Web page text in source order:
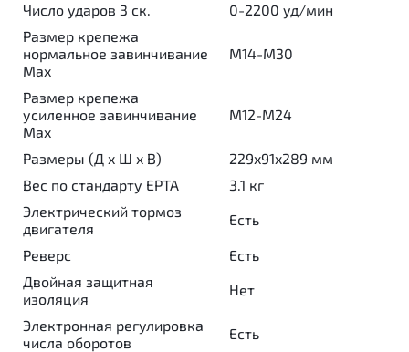
Число ударов 3 ск.
0-2200 уд/мин
Размер крепежа
нормальное завинчивание
Max
M14-M30
Размер крепежа
усиленное завинчивание
Max
M12-M24
Размеры (Д x Ш x В)
229x91x289 мм
Вес по стандарту EPTA
3.1 кг
Электрический тормоз
двигателя
Есть
Реверс
Есть
Двойная защитная
изоляция
Нет
Электронная регулировка
числа оборотов
Есть